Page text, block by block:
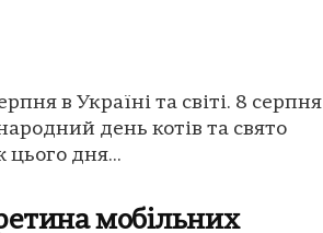
в Україні та світі. 8 серпня
день котів та свято
цього дня...
мобільних